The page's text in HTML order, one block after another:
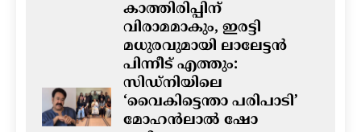
കാത്തിരിപ്പിന്
വിരാമമാകും, ഇരട്ടി
മധുരവുമായി ലാലേട്ടൻ
പിന്നീട് എത്തും:
സിഡ്നിയിലെ
‘വൈകിട്ടെന്താ പരിപാടി’
മോഹൻലാൽ ഷോ